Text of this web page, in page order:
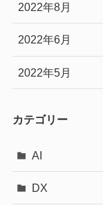
2022年8月
2022年6月
2022年5月
カテゴリー
AI
DX